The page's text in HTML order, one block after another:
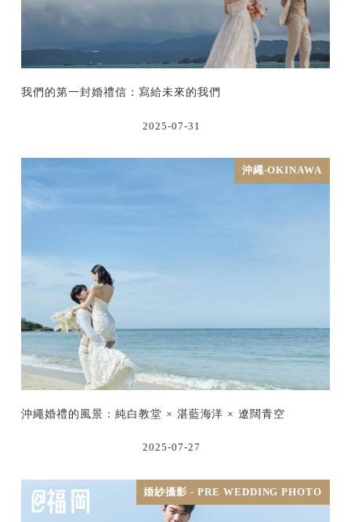
我們的第一封婚禮信：寫給未來的我們
2025-07-31
沖繩-OKINAWA
沖繩婚禮的風景：純白教堂 × 湛藍海洋 × 遼闊青空
2025-07-27
婚紗攝影 - PRE WEDDING PHOTO